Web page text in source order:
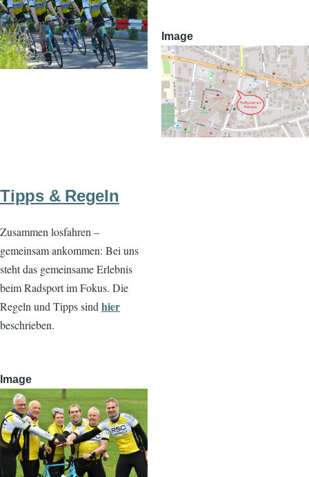
Image
Tipps & Regeln
Zusammen losfahren –
gemeinsam ankommen: Bei uns
steht das gemeinsame Erlebnis
beim Radsport im Fokus. Die
Regeln und Tipps sind hier
beschrieben.
Image